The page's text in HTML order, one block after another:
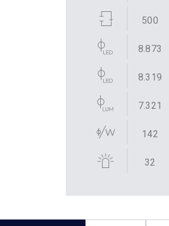
500
8.873
8.319
7.321
142
32